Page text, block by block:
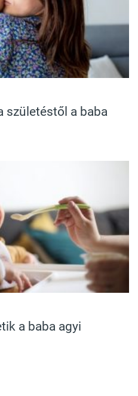
születéstől a baba
a baba agyi